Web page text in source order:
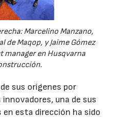
Marcelino Manzano,
de Maqop, y Jaime Gómez
manager en Husqvarna
sus orígenes por
una de sus
esta dirección ha sido